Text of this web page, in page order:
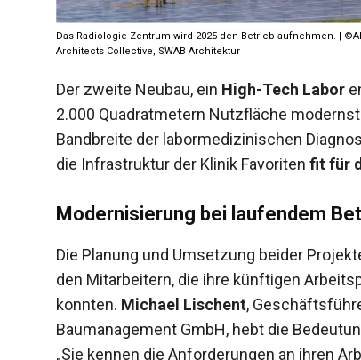
Das Radiologie-Zentrum wird 2025 den Betrieb aufnehmen. |
Architects Collective, SWAB Architektur
Der zweite Neubau, ein High-Tech Labor
2.000 Quadratmetern Nutzfläche
Bandbreite der labormedizinischen
die Infrastruktur der Klinik Favoriten fit für
Modernisierung bei laufendem
Die Planung und Umsetzung beider
den Mitarbeitern, die ihre künftigen
konnten. Michael Lischent,
Baumanagement GmbH, hebt die
„Sie kennen die Anforderungen an ihren